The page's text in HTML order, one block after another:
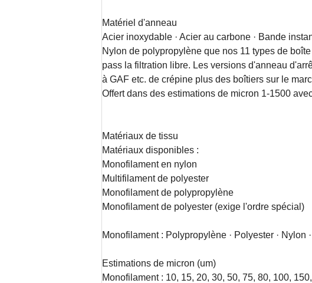
Matériel d'anneau
Acier inoxydable · Acier au carbone · Bande
Nylon de polypropylène que nos 11 types de
pass la filtration libre. Les versions d'anneau
à GAF etc. de crépine plus des boîtiers sur le
Offert dans des estimations de micron 1-1500
Matériaux de tissu
Matériaux disponibles :
Monofilament en nylon
Multifilament de polyester
Monofilament de polypropylène
Monofilament de polyester (exige l'ordre spécial)
Monofilament : Polypropylène · Polyester · Nylon
Estimations de micron (um)
Monofilament : 10, 15, 20, 30, 50, 75, 80, 100,